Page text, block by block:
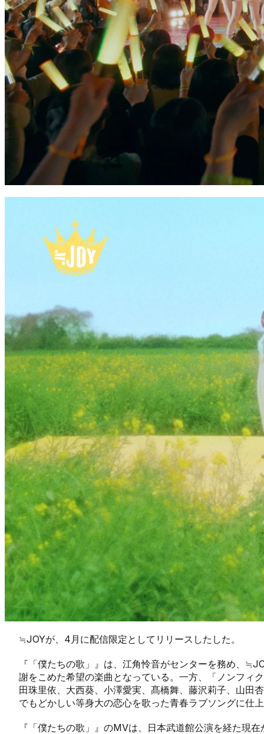
≒JOYが、4月に配信限定としてリリースしたした。
『「僕たちの歌」』は、江角怜音がセンターを務め、
謝をこめた希望の楽曲となっている。一方、「ノンフィ
田珠里依、大西葵、小澤愛実、髙橋舞、藤沢莉子、山田
でもどかしい等身大の恋心を歌った青春ラブソングに仕
『「僕たちの歌」』のMVは、日本武道館公演を経た現